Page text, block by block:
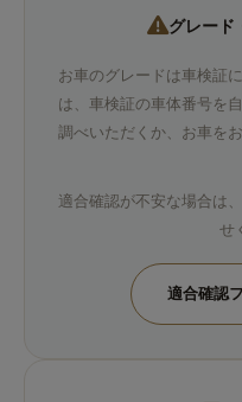
グレード
お車のグレードは車検証
は、車検証の車体番号を
調べいただくか、お車を
適合確認が不安な場合は
せ
適合確認